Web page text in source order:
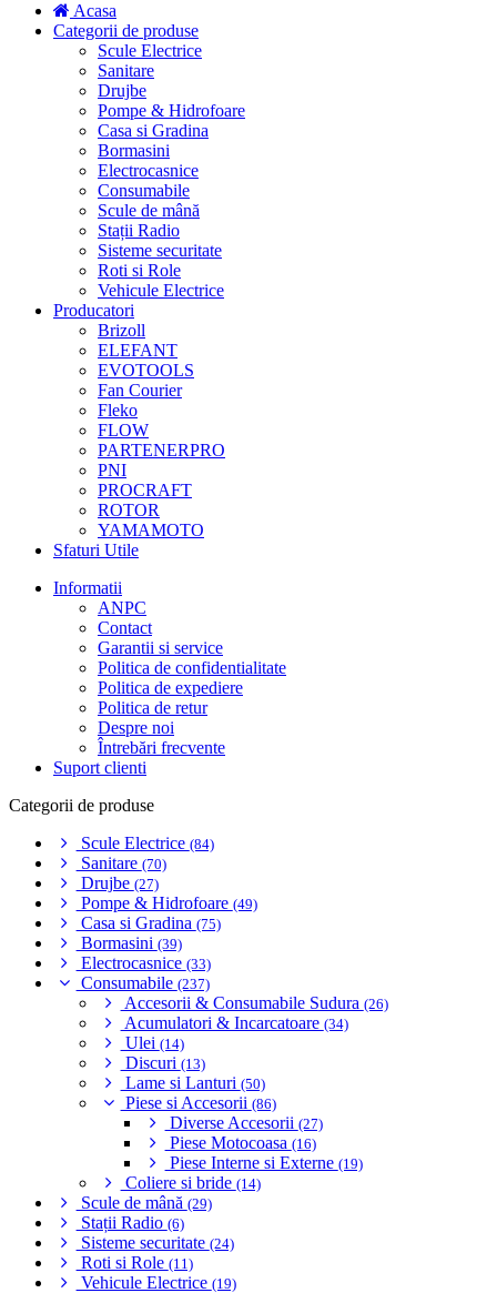
Acasa
Categorii de produse
Scule Electrice
Sanitare
Drujbe
Pompe & Hidrofoare
Casa si Gradina
Bormasini
Electrocasnice
Consumabile
Scule de mână
Stații Radio
Sisteme securitate
Roti si Role
Vehicule Electrice
Producatori
Brizoll
ELEFANT
EVOTOOLS
Fan Courier
Fleko
FLOW
PARTENERPRO
PNI
PROCRAFT
ROTOR
YAMAMOTO
Sfaturi Utile
Informatii
ANPC
Contact
Garantii si service
Politica de confidentialitate
Politica de expediere
Politica de retur
Despre noi
Întrebări frecvente
Suport clienti
Categorii de produse
Scule Electrice (84)
Sanitare (70)
Drujbe (27)
Pompe & Hidrofoare (49)
Casa si Gradina (75)
Bormasini (39)
Electrocasnice (33)
Consumabile (237)
Accesorii & Consumabile Sudura (26)
Acumulatori & Incarcatoare (34)
Ulei (14)
Discuri (13)
Lame si Lanturi (50)
Piese si Accesorii (86)
Diverse Accesorii (27)
Piese Motocoasa (16)
Piese Interne si Externe (19)
Coliere si bride (14)
Scule de mână (29)
Stații Radio (6)
Sisteme securitate (24)
Roti si Role (11)
Vehicule Electrice (19)